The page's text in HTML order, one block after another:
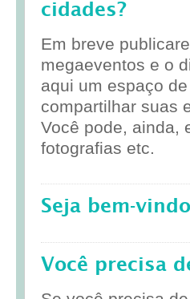
cidades?
Em breve
megaeventos e o
aqui um espaço
compartilhar suas
Você pode, ainda,
fotografias etc.
Seja bem-
Você precisa